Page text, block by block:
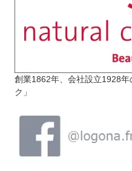
創業1862年、会社設立1928
ク」